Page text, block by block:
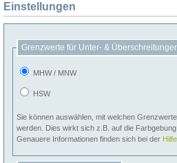
Einstellungen
Grenzwerte für Unter- &
MHW / MNW
HSW
Sie können auswählen, mit welchen
werden. Dies wirkt sich z.B. auf die
Genauere Informationen finden sich bei der